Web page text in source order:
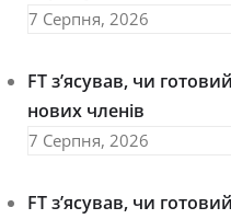
7 Серпня, 2026
FT зʼясував, чи
нових членів
7 Серпня, 2026
FT зʼясував, чи